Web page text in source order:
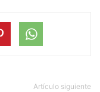
Artículo siguiente